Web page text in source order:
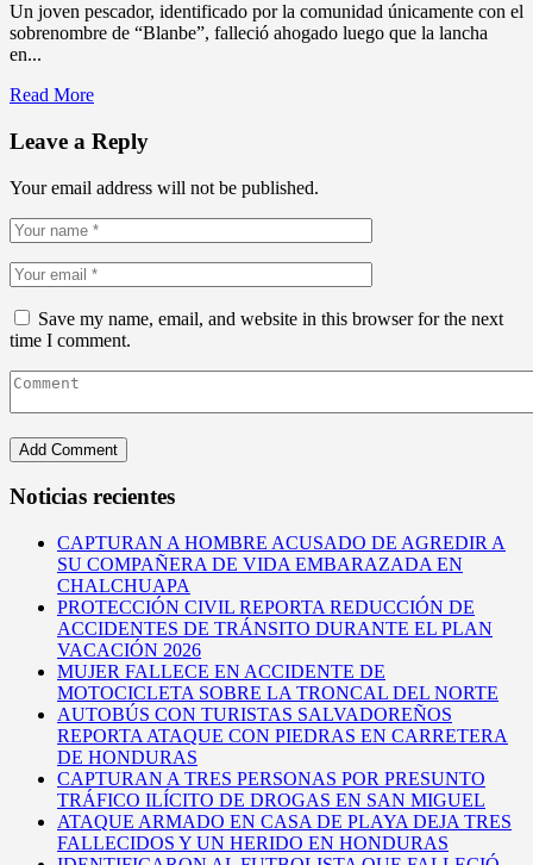
Un joven pescador, identificado por la comunidad únicamente con el
sobrenombre de “Blanbe”, falleció ahogado luego que la lancha
en...
Read More
Leave a Reply
Your email address will not be published.
Save my name, email, and website in this browser for the next
time I comment.
Noticias recientes
CAPTURAN A HOMBRE ACUSADO DE AGREDIR A
SU COMPAÑERA DE VIDA EMBARAZADA EN
CHALCHUAPA
PROTECCIÓN CIVIL REPORTA REDUCCIÓN DE
ACCIDENTES DE TRÁNSITO DURANTE EL PLAN
VACACIÓN 2026
MUJER FALLECE EN ACCIDENTE DE
MOTOCICLETA SOBRE LA TRONCAL DEL NORTE
AUTOBÚS CON TURISTAS SALVADOREÑOS
REPORTA ATAQUE CON PIEDRAS EN CARRETERA
DE HONDURAS
CAPTURAN A TRES PERSONAS POR PRESUNTO
TRÁFICO ILÍCITO DE DROGAS EN SAN MIGUEL
ATAQUE ARMADO EN CASA DE PLAYA DEJA TRES
FALLECIDOS Y UN HERIDO EN HONDURAS